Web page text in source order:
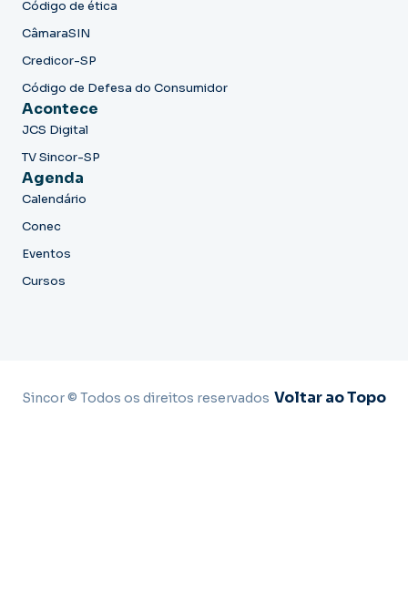
Código de ética
CâmaraSIN
Credicor-SP
Código de Defesa do Consumidor
Acontece
JCS Digital
TV Sincor-SP
Agenda
Calendário
Conec
Eventos
Cursos
Sincor © Todos os direitos reservados Voltar ao Topo